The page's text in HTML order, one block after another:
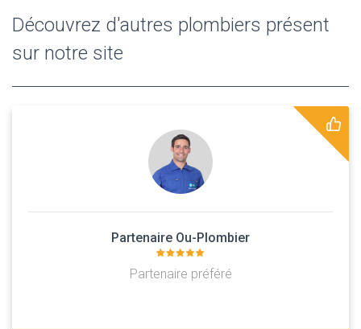
Découvrez d'autres plombiers présent
sur notre site
Partenaire Ou-Plombier
Partenaire préféré